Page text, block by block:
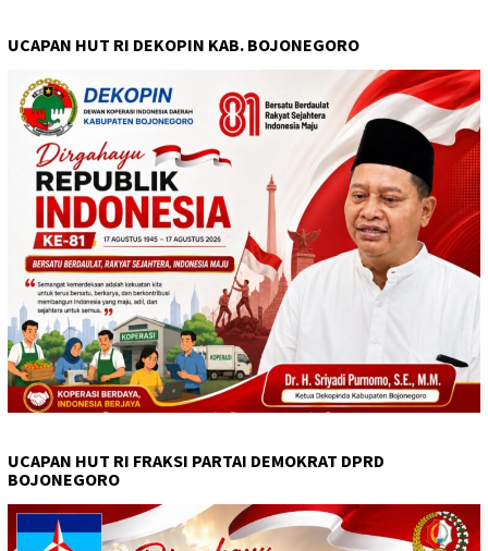
UCAPAN HUT RI DEKOPIN KAB. BOJONEGORO
UCAPAN HUT RI FRAKSI PARTAI DEMOKRAT DPRD
BOJONEGORO